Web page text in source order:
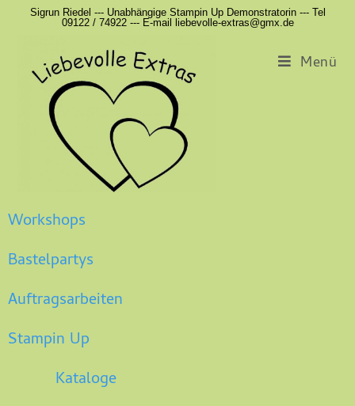
Sigrun Riedel --- Unabhängige Stampin Up Demonstratorin --- Tel
09122 / 74922 --- E-mail liebevolle-extras@gmx.de
Menü
Workshops
Bastelpartys
Auftragsarbeiten
Stampin Up
Kataloge